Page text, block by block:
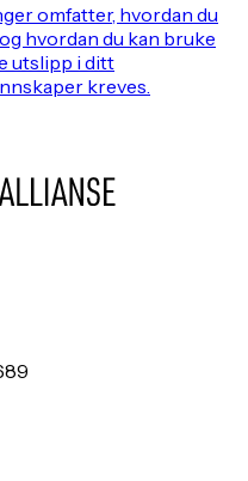
omfatter, hvordan du
hvordan du kan bruke
utslipp i ditt
kreves.